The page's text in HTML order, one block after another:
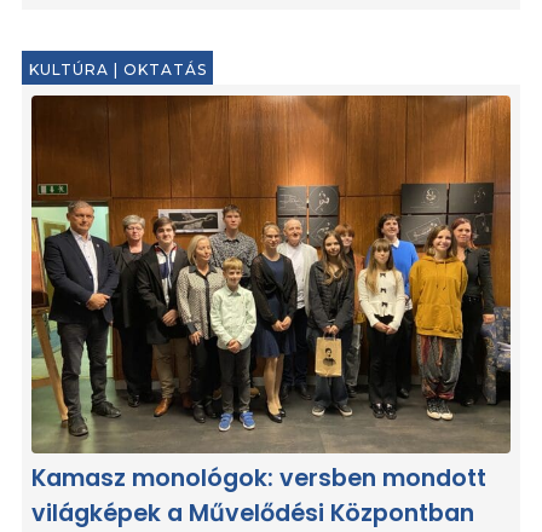
KULTÚRA OKTATÁS
Kamasz monológok: versben mondott
világképek a Művelődési Központban